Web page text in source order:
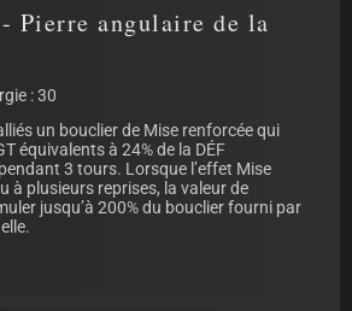
Pierre angulaire de la
: 30
un bouclier de Mise renforcée qui
équivalents à 24% de la DÉF
3 tours. Lorsque l’effet Mise
à plusieurs reprises, la valeur de
jusqu’à 200% du bouclier fourni par